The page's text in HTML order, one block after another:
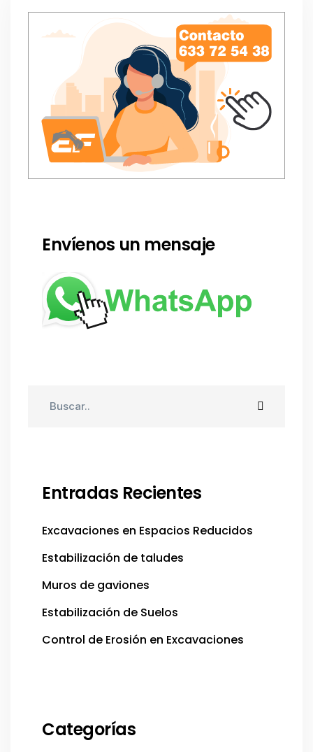
Envíenos un mensaje
Entradas Recientes
Excavaciones en Espacios Reducidos
Estabilización de taludes
Muros de gaviones
Estabilización de Suelos
Control de Erosión en Excavaciones
Categorías